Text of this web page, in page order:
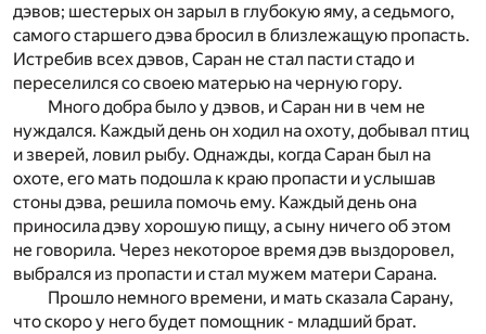
дэвов; шестерых он зарыл в глубокую яму, а седьмого,
самого старшего дэва бросил в близлежащую пропасть.
Истребив всех дэвов, Саран не стал пасти стадо и
переселился со своею матерью на черную гору.
Много добра было у дэвов, и Саран ни в чем не
нуждался. Каждый день он ходил на охоту, добывал птиц
и зверей, ловил рыбу. Однажды, когда Саран был на
охоте, его мать подошла к краю пропасти и услышав
стоны дэва, решила помочь ему. Каждый день она
приносила дэву хорошую пищу, а сыну ничего об этом
не говорила. Через некоторое время дэв выздоровел,
выбрался из пропасти и стал мужем матери Сарана.
Прошло немного времени, и мать сказала Сарану,
что скоро у него будет помощник - младший брат.